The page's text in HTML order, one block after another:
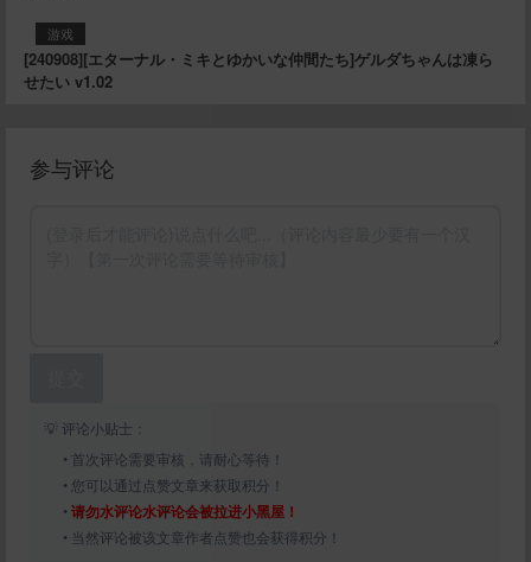
游戏
[240908][エターナル・ミキとゆかいな仲間たち]ゲルダちゃんは凍ら
せたい v1.02
参与评论
💡 评论小贴士：
• 首次评论需要审核，请耐心等待！
• 您可以通过点赞文章来获取积分！
• 请勿水评论水评论会被拉进小黑屋！
• 当然评论被该文章作者点赞也会获得积分！